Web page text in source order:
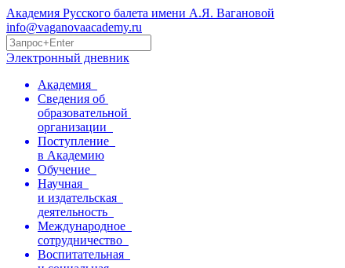
Академия Русского балета имени А.Я. Вагановой
info@vaganovaacademy.ru
Электронный дневник
Академия
Сведения об
образовательной
организации
Поступление
в Академию
Обучение
Научная
и издательская
деятельность
Международное
сотрудничество
Воспитательная